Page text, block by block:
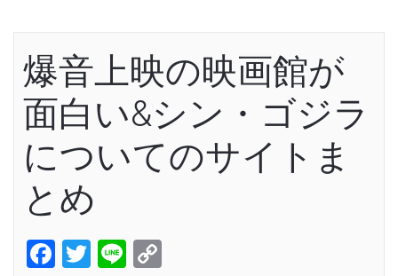
爆音上映の映画館が
面白い&シン・ゴジラ
についてのサイトま
とめ
Facebook
Twitter
Line